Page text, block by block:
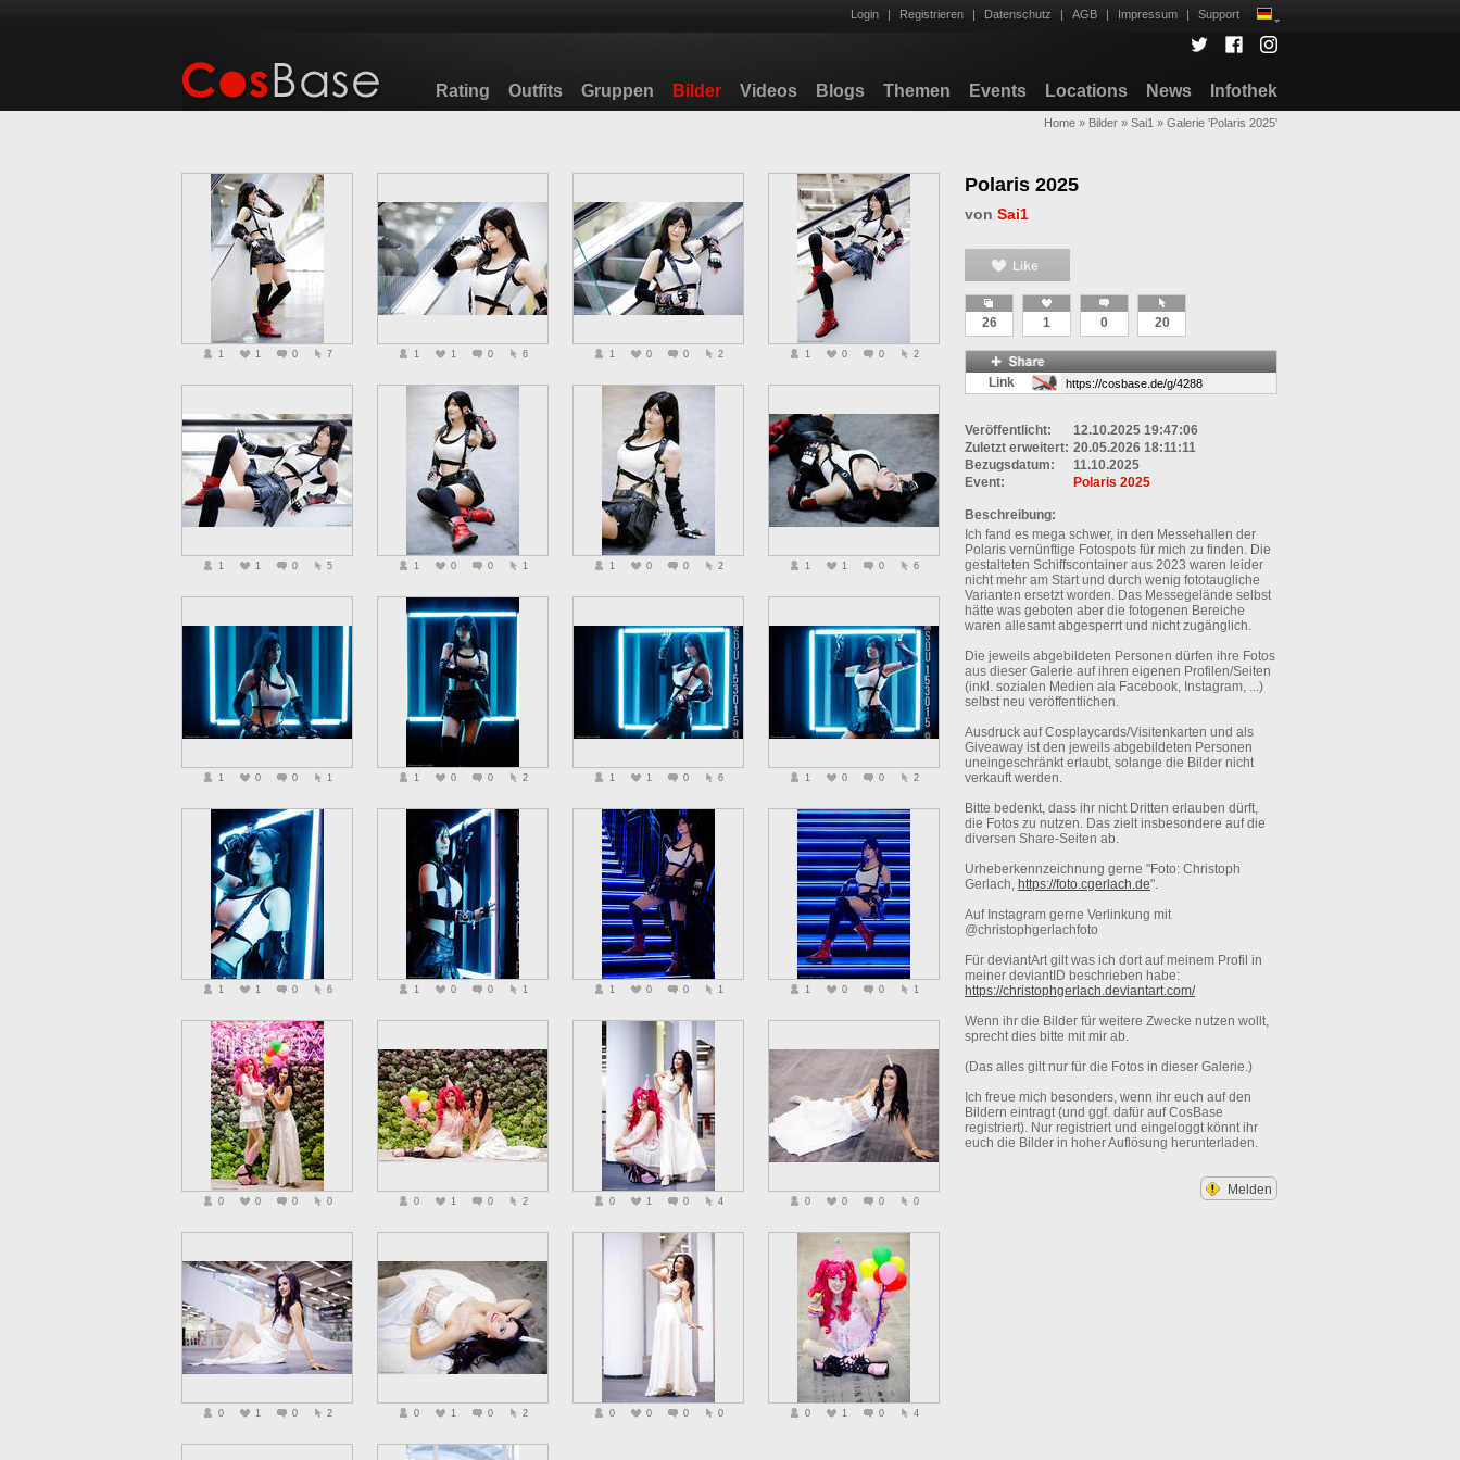
Login | Registrieren | Datenschutz | AGB | Impressum | Support
Rating Outfits Gruppen Bilder Videos Blogs Themen Events Locations News Infothek
Home » Bilder » Sai1 » Galerie 'Polaris 2025'
Polaris 2025
von Sai1
26 1 0 20
Link
Veröffentlicht:
12.10.2025 19:47:06
Zuletzt erweitert: 20.05.2026 18:11:11
Bezugsdatum:
11.10.2025
Event:
Polaris 2025
Beschreibung:
Ich fand es mega schwer, in den Messehallen der
Polaris vernünftige Fotospots für mich zu finden. Die
gestalteten Schiffscontainer aus 2023 waren leider
nicht mehr am Start und durch wenig fototaugliche
Varianten ersetzt worden. Das Messegelände selbst
hätte was geboten aber die fotogenen Bereiche
waren allesamt abgesperrt und nicht zugänglich.
Die jeweils abgebildeten Personen dürfen ihre Fotos
aus dieser Galerie auf ihren eigenen Profilen/Seiten
(inkl. sozialen Medien ala Facebook, Instagram, ...)
selbst neu veröffentlichen.
Ausdruck auf Cosplaycards/Visitenkarten und als
Giveaway ist den jeweils abgebildeten Personen
uneingeschränkt erlaubt, solange die Bilder nicht
verkauft werden.
Bitte bedenkt, dass ihr nicht Dritten erlauben dürft,
die Fotos zu nutzen. Das zielt insbesondere auf die
diversen Share-Seiten ab.
Urheberkennzeichnung gerne "Foto: Christoph
Gerlach, https://foto.cgerlach.de".
Auf Instagram gerne Verlinkung mit
@christophgerlachfoto
Für deviantArt gilt was ich dort auf meinem Profil in
meiner deviantID beschrieben habe:
https://christophgerlach.deviantart.com/
Wenn ihr die Bilder für weitere Zwecke nutzen wollt,
sprecht dies bitte mit mir ab.
(Das alles gilt nur für die Fotos in dieser Galerie.)
Ich freue mich besonders, wenn ihr euch auf den
Bildern eintragt (und ggf. dafür auf CosBase
registriert). Nur registriert und eingeloggt könnt ihr
euch die Bilder in hoher Auflösung herunterladen.
Melden
1 1 0 7 1 1 0 6 1 0 0 2 1 0 0 2
1 1 0 5 1 0 0 1 1 0 0 2 1 1 0 6
1 0 0 1 1 0 0 2 1 1 0 6 1 0 0 2
1 1 0 6 1 0 0 1 1 0 0 1 1 0 0 1
0 0 0 0 0 1 0 2 0 1 0 4 0 0 0 0
0 1 0 2 0 1 0 2 0 0 0 0 0 1 0 4